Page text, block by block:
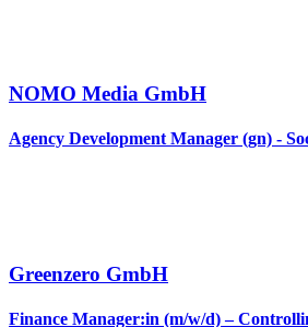
NOMO Media GmbH
Agency Development Manager (gn) -
Greenzero GmbH
Finance Manager:in (m/w/d) –